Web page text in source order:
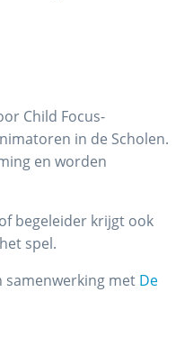
Child Focus-
in de Scholen.
en worden
begeleider krijgt ook
spel.
samenwerking met De